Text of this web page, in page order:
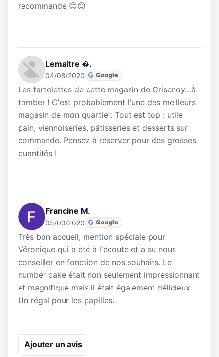
recommande 😊😊
Lemaitre �.
04/08/2020 Google
Les tartelettes de cette magasin de Crisenoy…à
tomber ! C'est probablement l'une des meilleurs
magasin de mon quartier. Tout est top : utile
pain, viennoiseries, pâtisseries et desserts sur
commande. Pensez à réserver pour des grosses
quantités !
Francine M.
05/03/2020 Google
Très bon accueil, mention spéciale pour
Véronique qui a été à l'écoute et a su nous
conseiller en fonction de nos souhaits. Le
number cake était non seulement impressionnant
et magnifique mais il était également délicieux.
Un régal pour les papilles.
Ajouter un avis